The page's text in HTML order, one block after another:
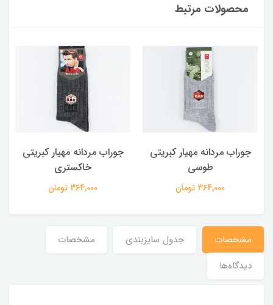
محصولات مرتبط
جوراب مردانه مهیار کبریتی
طوسی
364,000 تومان
جوراب مردانه مهیار کبریتی
خاکستری
364,000 تومان
مشخصات جدول سایزبندی
مشخصات
دیدگاه‌ها